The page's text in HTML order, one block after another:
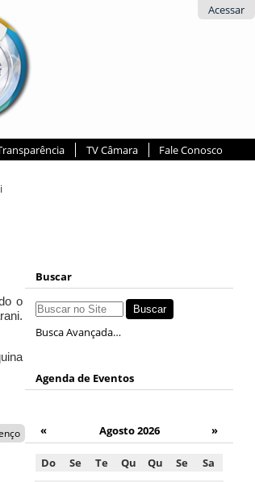
Acessar
TV Câmara Fale Conosco
o
Buscar
Busca Avançada…
Agenda de Eventos
« Agosto 2026 »
Do Se Te Qu Qu Se
Sa